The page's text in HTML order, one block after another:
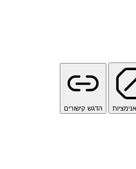
הדגש קישורים